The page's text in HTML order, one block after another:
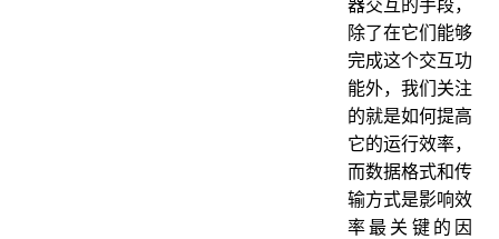
除了在它们能够
完成这个交互功
能外，我们关注
的就是如何提高
它的运行效率，
而数据格式和传
输方式是影响效
率最关键的因